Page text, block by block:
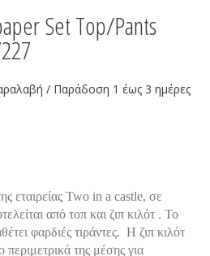
Set Top/Pants
/ Παράδoση 1 έως 3 ημέρες
εταιρείας Two in a castle, σε
από τοπ και ζιπ κιλότ . Το
φαρδιές τιράντες. Η ζιπ κιλότ
της μέσης για